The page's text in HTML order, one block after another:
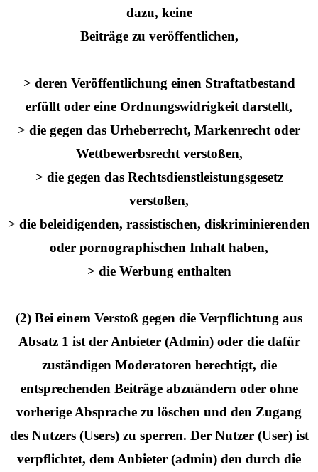
dazu, keine
Beiträge zu veröffentlichen,
> deren Veröffentlichung einen Straftatbestand
erfüllt oder eine Ordnungswidrigkeit darstellt,
> die gegen das Urheberrecht, Markenrecht oder
Wettbewerbsrecht verstoßen,
> die gegen das Rechtsdienstleistungsgesetz
verstoßen,
> die beleidigenden, rassistischen, diskriminierenden
oder pornographischen Inhalt haben,
> die Werbung enthalten
(2) Bei einem Verstoß gegen die Verpflichtung aus
Absatz 1 ist der Anbieter (Admin) oder die dafür
zuständigen Moderatoren berechtigt, die
entsprechenden Beiträge abzuändern oder ohne
vorherige Absprache zu löschen und den Zugang
des Nutzers (Users) zu sperren. Der Nutzer (User) ist
verpflichtet, dem Anbieter (admin) den durch die